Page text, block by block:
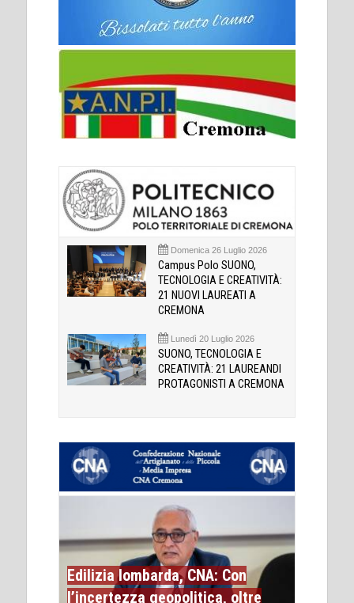
Domenica 26 Luglio 2026
Campus Polo SUONO,
TECNOLOGIA E CREATIVITÀ:
21 NUOVI LAUREATI A
CREMONA
Lunedì 20 Luglio 2026
SUONO, TECNOLOGIA E
CREATIVITÀ: 21 LAUREANDI
PROTAGONISTI A CREMONA
Edilizia lombarda, CNA: Con
l’incertezza geopolitica, oltre